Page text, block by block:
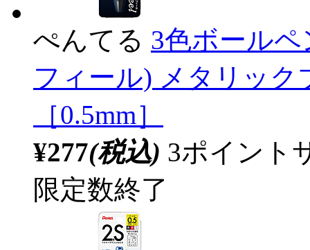
ぺんてる 3色ボールペ
フィール) メタリック
［0.5mm］
¥277(税込) 3ポイント
限定数終了